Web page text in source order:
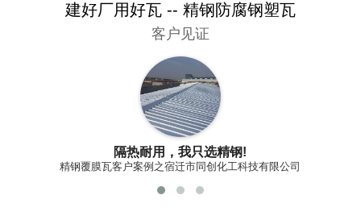
建好厂用好瓦 -- 精钢防腐钢塑瓦
客户见证
隔热耐用，我只选精钢!
精钢覆膜瓦客户案例之宿迁市同创化工科技有限公司